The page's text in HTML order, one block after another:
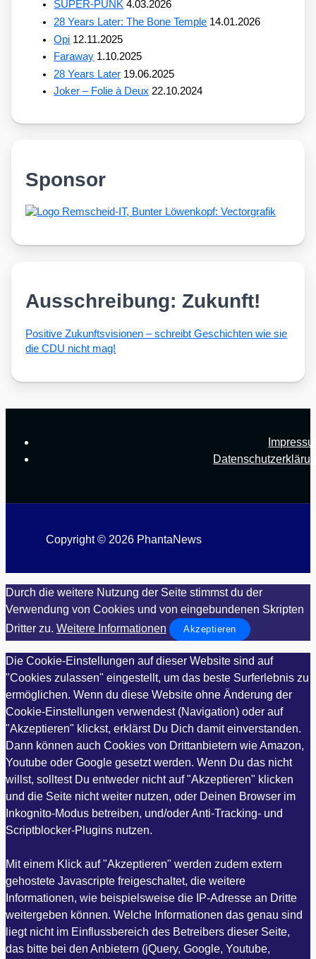
SUPER-PUNK 4.03.2026
28 Years Later: The Bone Temple 14.01.2026
Opi 12.11.2025
Faraway 1.10.2025
28 Years Later 19.06.2025
Joker – Folie à Deux 22.10.2024
Sponsor
Ausschreibung: Zukunft!
Posi­ti­ve Zukunfts­vi­sio­nen – schreibt Geschich­ten wie sie
die CDU nicht mag!
Copyright © 2026 PhantaNews
Durch die weitere Nutzung der Seite stimmst du der
Verwendung von Cookies und von eingebundenen Skripten
Dritter zu. Weitere Informationen Akzeptieren
Die Cookie-Einstellungen auf dieser Website sind auf
"Cookies zulassen" eingestellt, um das beste Surferlebnis zu
ermöglichen. Wenn du diese Website ohne Änderung der
Cookie-Einstellungen verwendest (Navigation) oder auf
"Akzeptieren" klickst, erklärst Du Dich damit einverstanden.
Dann können auch Cookies von Drittanbietern wie Amazon,
Youtube oder Google gesetzt werden. Wenn Du das nicht
willst, solltest Du entweder nicht auf "Akzeptieren" klicken
und die Seite nicht weiter nutzen, oder Deinen Browser im
Inkognito-Modus betreiben, und/oder Anti-Tracking- und
Scriptblocker-Plugins nutzen.
Mit einem Klick auf "Akzeptieren" werden zudem extern
gehostete Javascripte freigeschaltet, die weitere
Informationen, wie beispielsweise die IP-Adresse an Dritte
weitergeben können. Welche Informationen das genau sind
liegt nicht im Einflussbereich des Betreibers dieser Seite,
das bitte bei den Anbietern (jQuery, Google, Youtube,